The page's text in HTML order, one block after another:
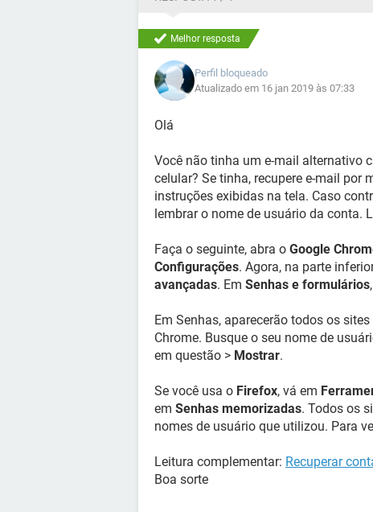
Melhor resposta
Perfil bloqueado
Atualizado em 16 jan 2019 às 07:33
Olá
Você não tinha um e-mail alternativo
celular? Se tinha, recupere e-mail por
instruções exibidas na tela. Caso
lembrar o nome de usuário da conta.
Faça o seguinte, abra o Google
Configurações. Agora, na parte
avançadas. Em Senhas e formulários
Em Senhas, aparecerão todos os
Chrome. Busque o seu nome de
em questão > Mostrar.
Se você usa o Firefox, vá em
em Senhas memorizadas. Todos os
nomes de usuário que utilizou. Para
Leitura complementar: Recuperar
Boa sorte